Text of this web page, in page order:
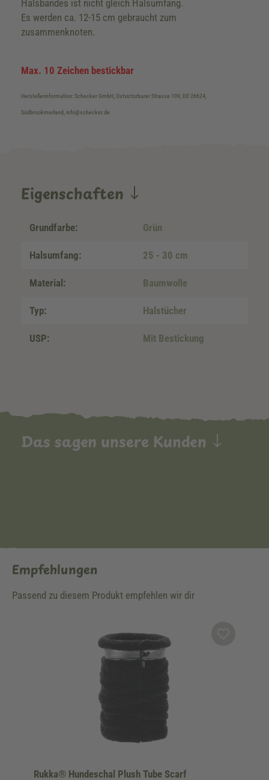
Halsbandes ist nicht gleich Halsumfang.
Es werden ca. 12-15 cm gebraucht zum
zusammenknoten.
Max. 10 Zeichen bestickbar
Herstellerinformation: Schecker GmbH, Ostvictorburer Strasse 109, DE-26624,
Südbrookmerland, info@schecker.de
Eigenschaften
Grundfarbe: Grün
Halsumfang: 25 - 30 cm
Material: Baumwolle
Typ: Halstücher
USP: Mit Bestickung
Das sagen unsere Kunden
Empfehlungen
Passend zu diesem Produkt empfehlen wir dir
Rukka® Hundeschal Plush Tube Scarf